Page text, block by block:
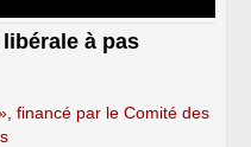
à pas
financé par le Comité des